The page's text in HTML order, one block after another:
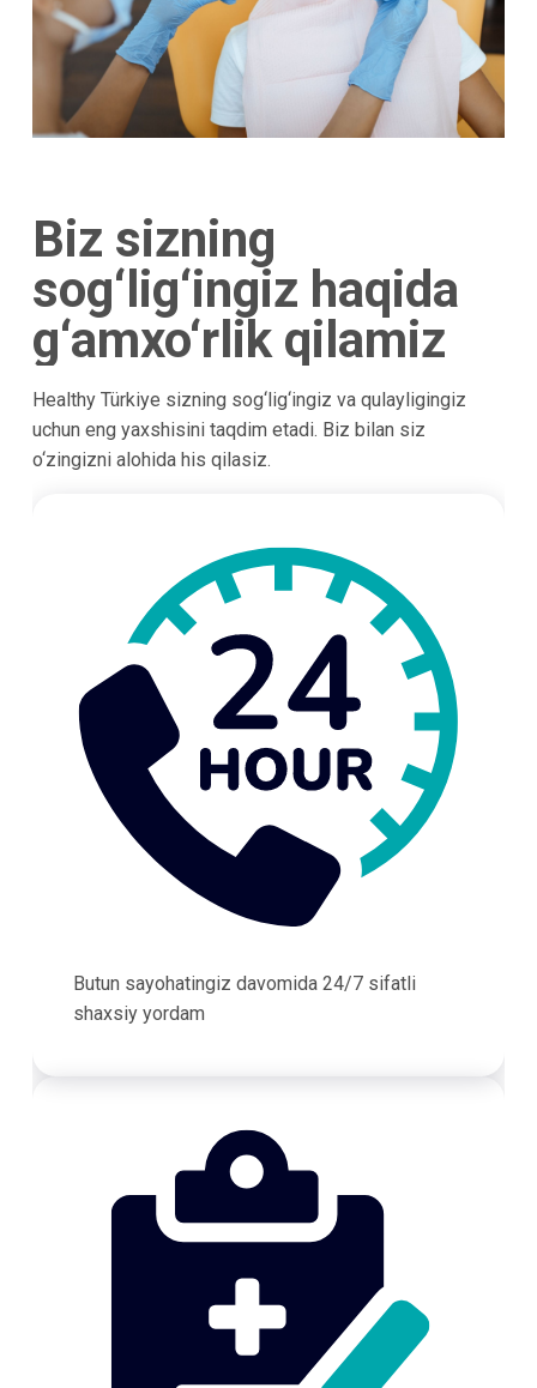
Biz sizning
sog‘lig‘ingiz haqida
g‘amxo‘rlik qilamiz
Healthy Türkiye sizning sog‘lig‘ingiz va qulayligingiz
uchun eng yaxshisini taqdim etadi. Biz bilan siz
o‘zingizni alohida his qilasiz.
Butun sayohatingiz davomida 24/7 sifatli
shaxsiy yordam